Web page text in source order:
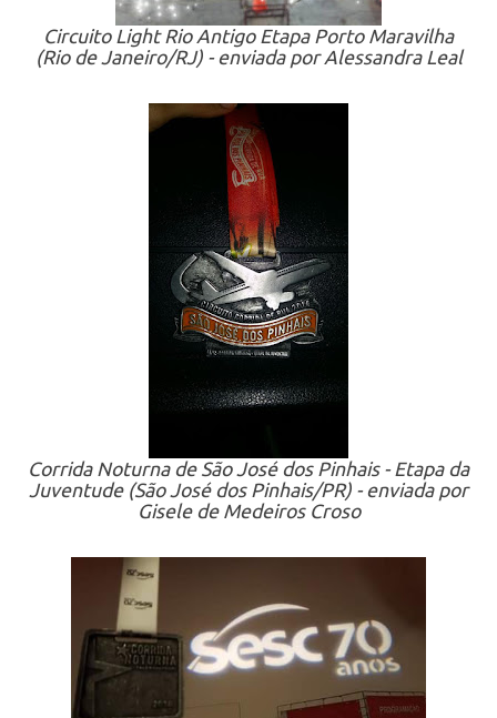
Circuito Light Rio Antigo Etapa Porto Maravilha
(Rio de Janeiro/RJ) - enviada por Alessandra Leal
Corrida Noturna de São José dos Pinhais - Etapa da
Juventude (São José dos Pinhais/PR) - enviada por
Gisele de Medeiros Croso